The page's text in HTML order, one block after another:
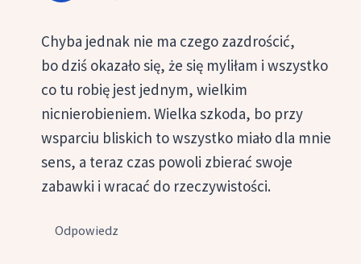
Chyba jednak nie ma czego zazdrościć,
bo dziś okazało się, że się myliłam i wszystko
co tu robię jest jednym, wielkim
nicnierobieniem. Wielka szkoda, bo przy
wsparciu bliskich to wszystko miało dla mnie
sens, a teraz czas powoli zbierać swoje
zabawki i wracać do rzeczywistości.
Odpowiedz